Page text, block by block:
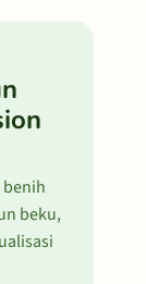
benih
beku,